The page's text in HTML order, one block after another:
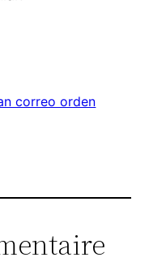
correo orden